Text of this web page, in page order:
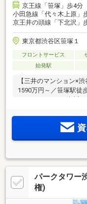
京王線「笹塚」歩4分
小田急線「代々木上原」
京王井の頭線「下北沢」
東京都渋谷区笹塚１
フロントサービス
始発駅
【三井のマンション×
1590万円～／笹塚駅徒
立地(注2)。始発電車も
笹塚駅前に商業施設が
パークタワー
権)